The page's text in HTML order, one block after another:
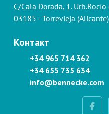
C/Cala Dorada, 1.
03185 - Torrevieja (Alicante)
Контакт
+34 965 714 362
+34 655 735 634
info@bennecke.com